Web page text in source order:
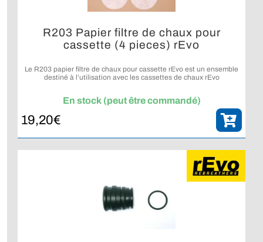
R203 Papier filtre de chaux pour
cassette (4 pieces) rEvo
Le R203 papier filtre de chaux pour cassette rEvo est un ensemble
destiné à l’utilisation avec les cassettes de chaux rEvo
En stock (peut être commandé)
19,20€